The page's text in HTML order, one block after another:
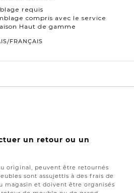
requis
compris avec le service
Haut de gamme
/FRANÇAIS
un retour ou un
original, peuvent être retournés
sont assujettis à des frais de
magasin et doivent être organisés